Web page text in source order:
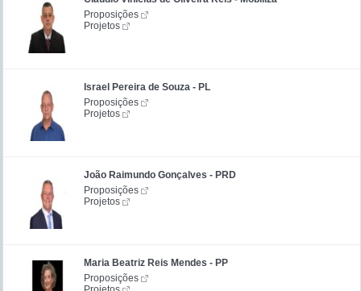
Proposições
Projetos
Israel Pereira de Souza - PL
Proposições
Projetos
João Raimundo Gonçalves - PRD
Proposições
Projetos
Maria Beatriz Reis Mendes - PP
Proposições